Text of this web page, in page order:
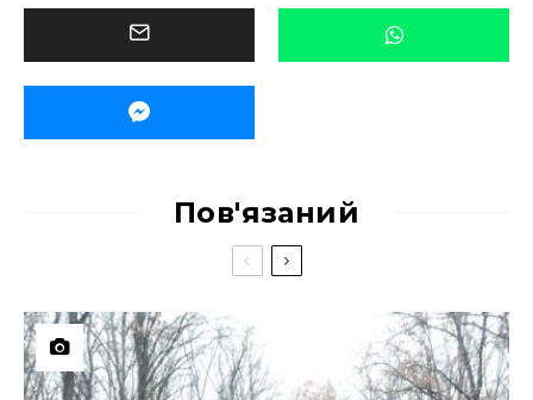
Пов'язаний